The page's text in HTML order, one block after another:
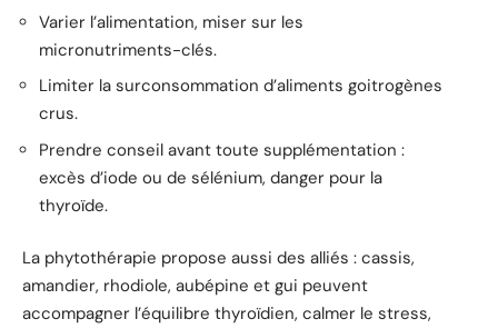
Varier l’alimentation, miser sur les
micronutriments-clés.
Limiter la surconsommation d’aliments goitrogènes
crus.
Prendre conseil avant toute supplémentation :
excès d’iode ou de sélénium, danger pour la
thyroïde.
La phytothérapie propose aussi des alliés : cassis,
amandier, rhodiole, aubépine et gui peuvent
accompagner l’équilibre thyroïdien, calmer le stress,